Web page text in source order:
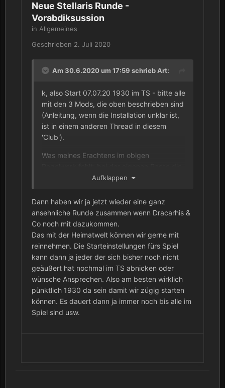
Neue Stellaris Runde -
Vorabdiksussion
in Allgemeines
Geschrieben 2. Juli 2020
Am 30.6.2020 um 17:59 schriebArt:
k, also Start 07.07.20 1930 im TS - bitte alle
mit den 3 Mods, die oben beschrieben sind
(Anleitung, wenn die Installation unklar ist,
ist in einem anderen Thread in diesem
'Club').
Was meines Erachtens im obigen
Heimatwelt auf "zufällig" stellen.
Aufklappen
Dann haben wir ja jetzt wieder eine ganz
ansehnliche Runde zusammen wenn Dracarhis &
Co noch mit dazukommen.
Das mit der Heimatwelt können wir gerne mit
reinnehmen. Die Starteinstellungen fürs Spiel
kann dann ja jeder der sich bisher noch nicht
geäußert hat nochmal im TS abnicken oder
wünsche Ansprechen. Also am besten wirklich
pünktlich 1930 da sein damit wir zügig starten
können. Es dauert dann ja immer noch bis alle im
Spiel sind usw.